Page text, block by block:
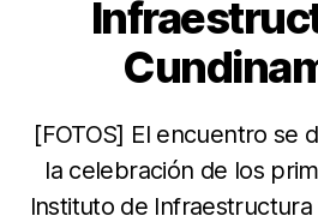
[FOTOS] El encuentro se
la celebración de los
Instituto de